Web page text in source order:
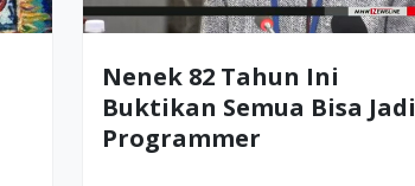
Nenek 82 Tahun Ini
Buktikan Semua Bisa Jadi
Programmer